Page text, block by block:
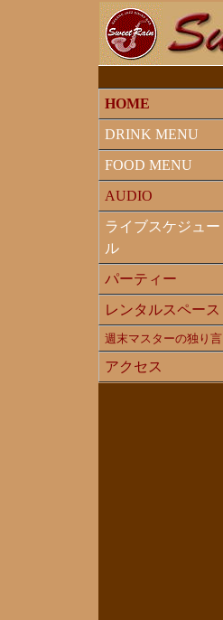
HOME
DRINK MENU
FOOD MENU
AUDIO
ライブスケジュー
ル
パーティー
レンタルスペース
週末マスターの独り言
アクセス